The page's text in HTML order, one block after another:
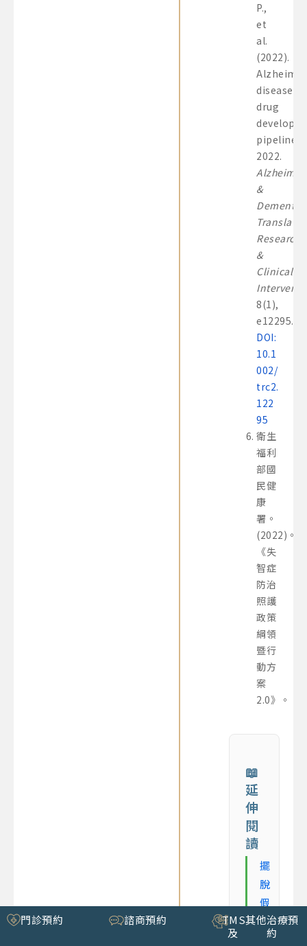
P.,
et
al.
(2022).
disease
drug
pipeline:
2022.
&
Dementia:
Research
&
Clinical
8(1),
e12295.
DOI:
10.1
002/
trc2.
122
95
衛生
福利
部國
民健
康
署。
(2022)。
《失
智症
防治
照護
政策
綱領
暨行
動方
案
2.0》。
📖
延
伸
閱
讀
擺
脫
假
性
失
門診預約 諮商預約
TMS
及
其他治療預
約